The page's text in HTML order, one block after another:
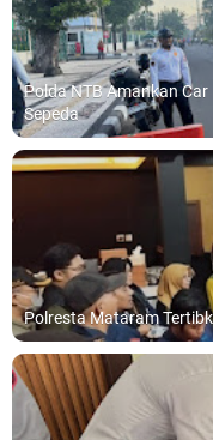
Polda NTB Amankan
Sepeda
Polresta Mataram